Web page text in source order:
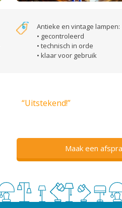
Antieke en vintage lampen:
• gecontroleerd
• technisch in orde
• klaar voor gebruik
“Uitstekend!”
Maak een